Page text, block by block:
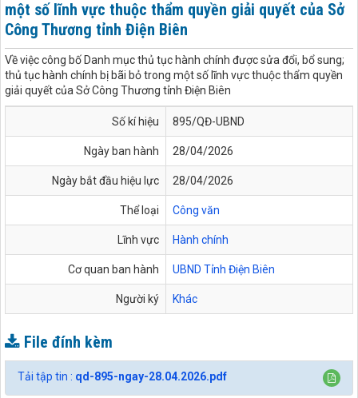
một số lĩnh vực thuộc thẩm quyền giải quyết của Sở
Công Thương tỉnh Điện Biên
Về việc công bố Danh mục thủ tục hành chính được sửa đổi, bổ sung;
thủ tục hành chính bị bãi bỏ trong một số lĩnh vực thuộc thẩm quyền
giải quyết của Sở Công Thương tỉnh Điện Biên
Số kí hiệu 895/QĐ-UBND
Ngày ban hành 28/04/2026
Ngày bắt đầu hiệu lực 28/04/2026
Thể loại Công văn
Lĩnh vực Hành chính
Cơ quan ban hành UBND Tỉnh Điện Biên
Người ký Khác
File đính kèm
Tải tập tin : qd-895-ngay-28.04.2026.pdf